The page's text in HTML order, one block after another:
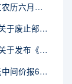
外贸简讯：2026年8月5日星期三农历六月廿三
海关总署公告2026年第112号（关于废止部分卫生检疫类规范性文件的公告）
海关总署公告2026年第111号（关于发布《进出境动植物检疫处理监督管理工作规定》《进出境卫生处理监督管理工作规定》的公告）
2026年8月7日周五人民币对美元中间价报6.7904调贬9个基点